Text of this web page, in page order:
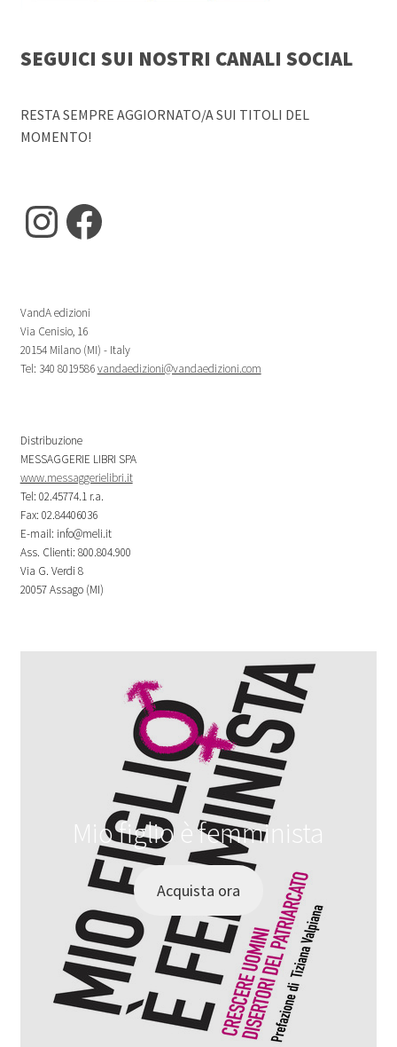
SEGUICI SUI NOSTRI CANALI SOCIAL
RESTA SEMPRE AGGIORNATO/A SUI TITOLI DEL
MOMENTO!
Instagram
Facebook
VandA edizioni
Via Cenisio, 16
20154 Milano (MI) - Italy
Tel: 340 8019586vandaedizioni@vandaedizioni.com
Distribuzione
MESSAGGERIE LIBRI SPA
www.messaggerielibri.it
Tel: 02.45774.1 r.a.
Fax: 02.84406036
E-mail: info@meli.it
Ass. Clienti: 800.804.900
Via G. Verdi 8
20057 Assago (MI)
Mio figlio è femminista
Acquista ora